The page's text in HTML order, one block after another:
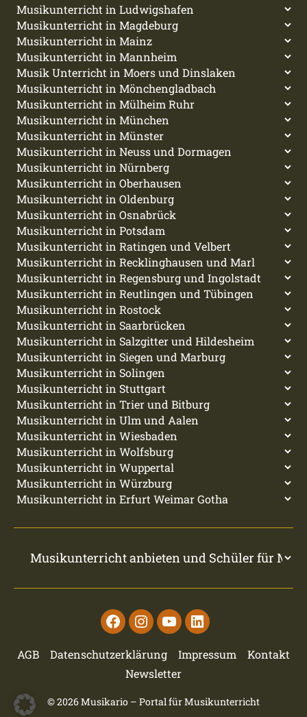
FacebookInstagramYoutubeLinkedin
AGB Datenschutzerklärung Impressum
Kontakt
Newsletter
© 2026Musikario – Portal für Musikunterricht